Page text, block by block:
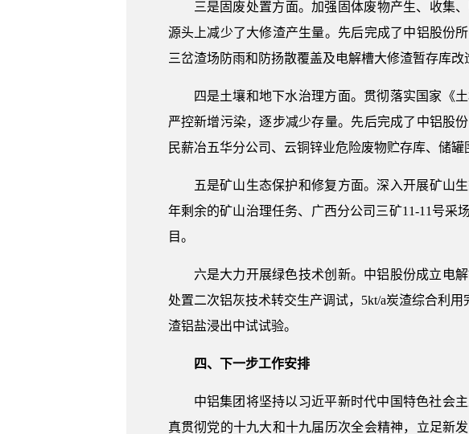
三是固废处置方面。加强固体废物产生、收集
源头上减少了大修渣产生量。先后完成了中铝股份
三岔渣场防雨和防扬散覆盖及电解槽大修渣暂存库改
四是土壤和地下水治理方面。贯彻落实国家《
严控新增污染，逐步减少存量。先后完成了中铝股
民薪冶五华分公司、云铜锌业危险废物贮存库、储罐
五是矿山生态保护和修复方面。深入开展矿山
年剩余的矿山治理任务、广西分公司三矿11-11号
目。
六是大力开展绿色技术创新。中铝股份成立电
处置二次铝灰技术转交生产调试，5kt/a炭渣综合利
渣铝盐浸出中试试验。
四、下一步工作安排
中铝集团将坚持以习近平新时代中国特色社会
真贯彻党的十九大和十九届历次全会精神，立足新